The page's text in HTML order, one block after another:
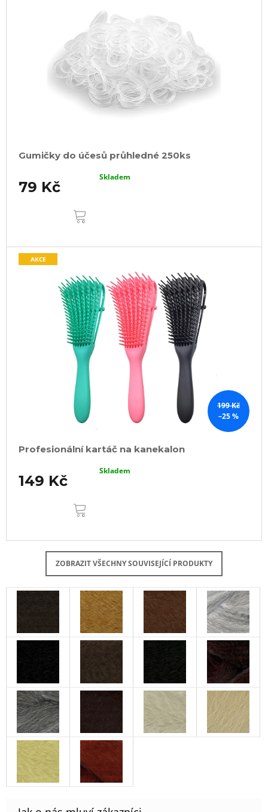
Gumičky do účesů průhledné 250ks
79 Kč
Skladem
199 Kč
–25 %
AKCE
Profesionální kartáč na kanekalon
149 Kč
Skladem
ZOBRAZIT VŠECHNY SOUVISEJÍCÍ PRODUKTY